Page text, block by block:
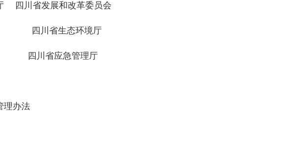
川省发展和改革委员会
四川省生态环境厅
省应急管理厅
办法